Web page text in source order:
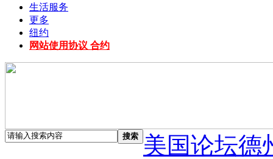
生活服务
更多
纽约
网站使用协议 合约
搜索
美国论坛德